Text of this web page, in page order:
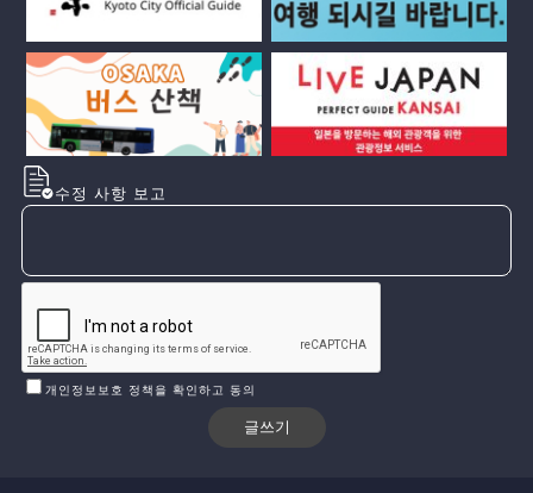
수정 사항 보고
개인정보보호 정책을 확인하고 동의